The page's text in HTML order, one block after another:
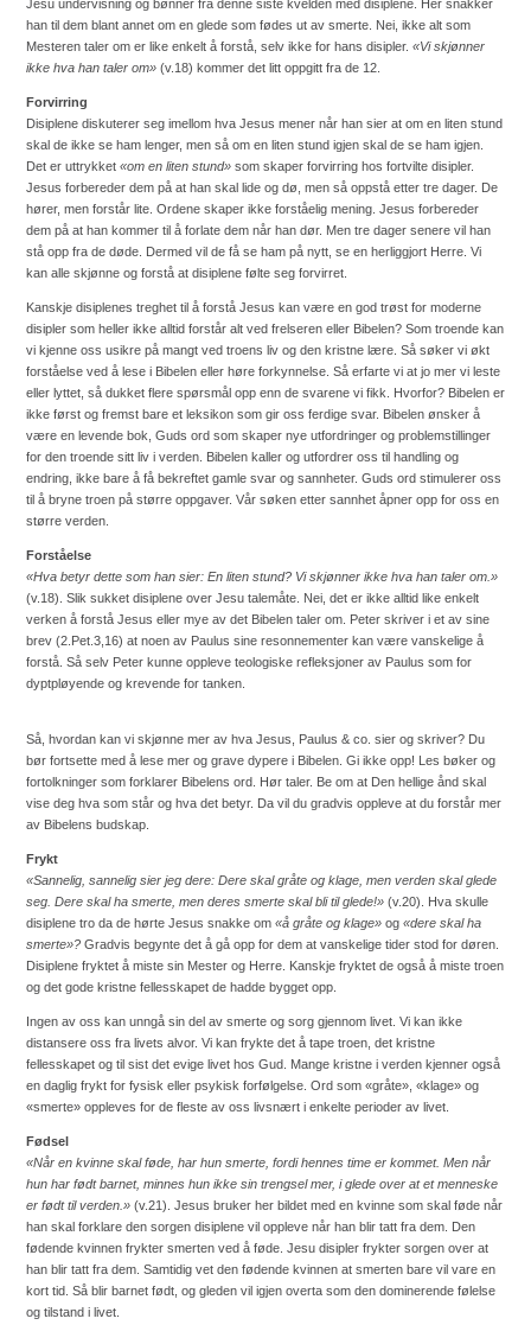
Jesu undervisning og bønner fra denne siste kvelden med disiplene. Her snakker
han til dem blant annet om en glede som fødes ut av smerte. Nei, ikke alt som
Mesteren taler om er like enkelt å forstå, selv ikke for hans disipler. «Vi skjønner
ikke hva han taler om» (v.18) kommer det litt oppgitt fra de 12.
Forvirring
Disiplene diskuterer seg imellom hva Jesus mener når han sier at om en liten stund
skal de ikke se ham lenger, men så om en liten stund igjen skal de se ham igjen.
Det er uttrykket «om en liten stund» som skaper forvirring hos fortvilte disipler.
Jesus forbereder dem på at han skal lide og dø, men så oppstå etter tre dager. De
hører, men forstår lite. Ordene skaper ikke forståelig mening. Jesus forbereder
dem på at han kommer til å forlate dem når han dør. Men tre dager senere vil han
stå opp fra de døde. Dermed vil de få se ham på nytt, se en herliggjort Herre. Vi
kan alle skjønne og forstå at disiplene følte seg forvirret.
Kanskje disiplenes treghet til å forstå Jesus kan være en god trøst for moderne
disipler som heller ikke alltid forstår alt ved frelseren eller Bibelen? Som troende kan
vi kjenne oss usikre på mangt ved troens liv og den kristne lære. Så søker vi økt
forståelse ved å lese i Bibelen eller høre forkynnelse. Så erfarte vi at jo mer vi leste
eller lyttet, så dukket flere spørsmål opp enn de svarene vi fikk. Hvorfor? Bibelen er
ikke først og fremst bare et leksikon som gir oss ferdige svar. Bibelen ønsker å
være en levende bok, Guds ord som skaper nye utfordringer og problemstillinger
for den troende sitt liv i verden. Bibelen kaller og utfordrer oss til handling og
endring, ikke bare å få bekreftet gamle svar og sannheter. Guds ord stimulerer oss
til å bryne troen på større oppgaver. Vår søken etter sannhet åpner opp for oss en
større verden.
Forståelse
«Hva betyr dette som han sier: En liten stund? Vi skjønner ikke hva han taler om.»
(v.18). Slik sukket disiplene over Jesu talemåte. Nei, det er ikke alltid like enkelt
verken å forstå Jesus eller mye av det Bibelen taler om. Peter skriver i et av sine
brev (2.Pet.3,16) at noen av Paulus sine resonnementer kan være vanskelige å
forstå. Så selv Peter kunne oppleve teologiske refleksjoner av Paulus som for
dyptpløyende og krevende for tanken.
Så, hvordan kan vi skjønne mer av hva Jesus, Paulus & co. sier og skriver? Du
bør fortsette med å lese mer og grave dypere i Bibelen. Gi ikke opp! Les bøker og
fortolkninger som forklarer Bibelens ord. Hør taler. Be om at Den hellige ånd skal
vise deg hva som står og hva det betyr. Da vil du gradvis oppleve at du forstår mer
av Bibelens budskap.
Frykt
«Sannelig, sannelig sier jeg dere: Dere skal gråte og klage, men verden skal glede
seg. Dere skal ha smerte, men deres smerte skal bli til glede!» (v.20). Hva skulle
disiplene tro da de hørte Jesus snakke om «å gråte og klage» og «dere skal ha
smerte»? Gradvis begynte det å gå opp for dem at vanskelige tider stod for døren.
Disiplene fryktet å miste sin Mester og Herre. Kanskje fryktet de også å miste troen
og det gode kristne fellesskapet de hadde bygget opp.
Ingen av oss kan unngå sin del av smerte og sorg gjennom livet. Vi kan ikke
distansere oss fra livets alvor. Vi kan frykte det å tape troen, det kristne
fellesskapet og til sist det evige livet hos Gud. Mange kristne i verden kjenner også
en daglig frykt for fysisk eller psykisk forfølgelse. Ord som «gråte», «klage» og
«smerte» oppleves for de fleste av oss livsnært i enkelte perioder av livet.
Fødsel
«Når en kvinne skal føde, har hun smerte, fordi hennes time er kommet. Men når
hun har født barnet, minnes hun ikke sin trengsel mer, i glede over at et menneske
er født til verden.» (v.21). Jesus bruker her bildet med en kvinne som skal føde når
han skal forklare den sorgen disiplene vil oppleve når han blir tatt fra dem. Den
fødende kvinnen frykter smerten ved å føde. Jesu disipler frykter sorgen over at
han blir tatt fra dem. Samtidig vet den fødende kvinnen at smerten bare vil vare en
kort tid. Så blir barnet født, og gleden vil igjen overta som den dominerende følelse
og tilstand i livet.